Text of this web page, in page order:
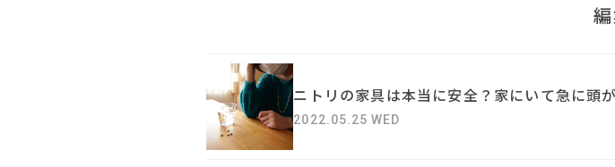
ニトリの家具は本当に安全？家にいて急に頭
2022.05.25 WED